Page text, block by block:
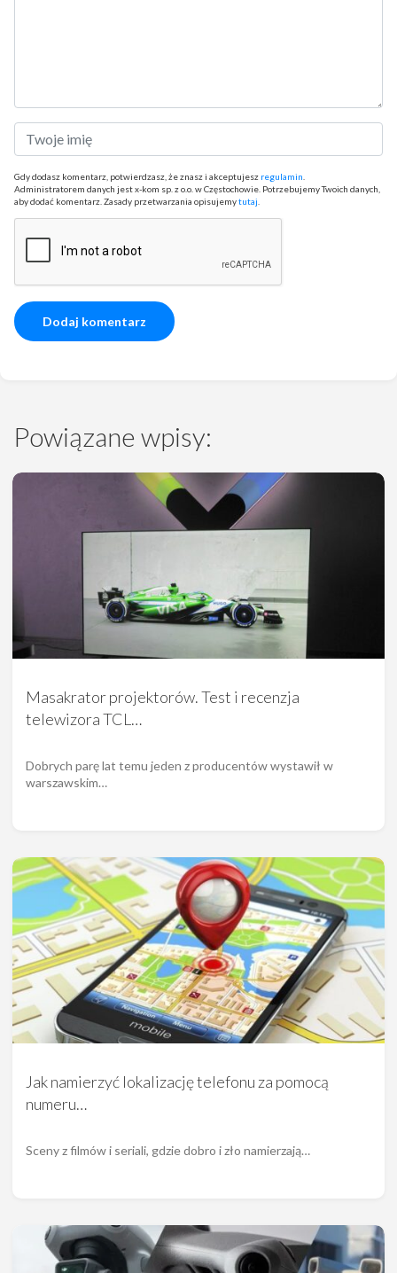
Gdy dodasz komentarz, potwierdzasz, że znasz i akceptujesz regulamin
Administratorem danych jest x-kom sp. z o.o. w Częstochowie. Potrzebujemy Twoich danych,
aby dodać komentarz. Zasady przetwarzania opisujemytutaj
Powiązane wpisy:
Masakrator projektorów. Test i recenzja
telewizora TCL…
Dobrych parę lat temu jeden z producentów wystawił w
warszawskim…
Jak namierzyć lokalizację telefonu za pomocą
numeru…
Sceny z filmów i seriali, gdzie dobro i zło namierzają…